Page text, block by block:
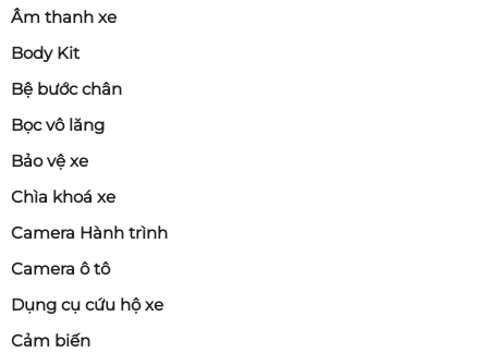
Âm thanh xe
Body Kit
Bệ bước chân
Bọc vô lăng
Bảo vệ xe
Chìa khoá xe
Camera Hành trình
Camera ô tô
Dụng cụ cứu hộ xe
Cảm biến